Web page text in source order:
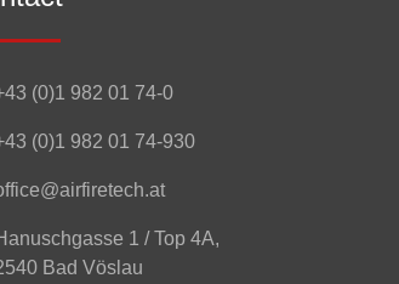
(0)1 982 01 74-0
(0)1 982 01 74-930
1 / Top 4A,
Bad Vöslau